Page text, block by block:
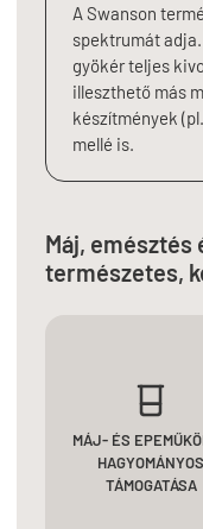
A Swanson
spektrumát
gyökér teljes
illeszthető más
készítmények
mellé is.
Máj,
természetes,
MÁJ- ÉS
HAGYOMÁNYOS
TÁMOGATÁSA